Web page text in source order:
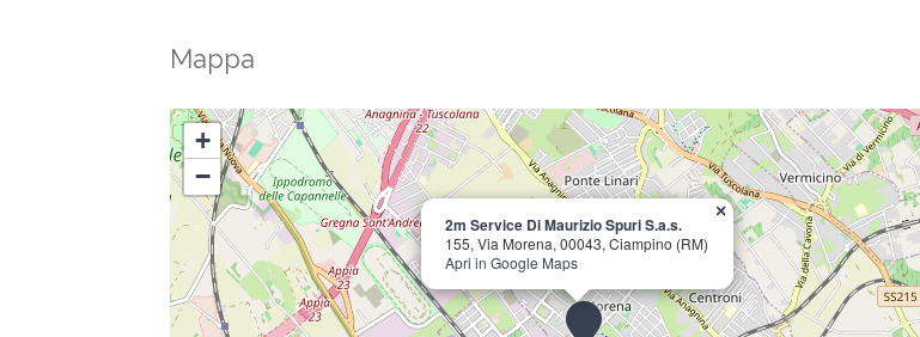
Mappa
2m Service Di Maurizio Spuri S.a.s.
155, Via Morena, 00043, Ciampino (RM)
Apri in Google Maps
×
+
−